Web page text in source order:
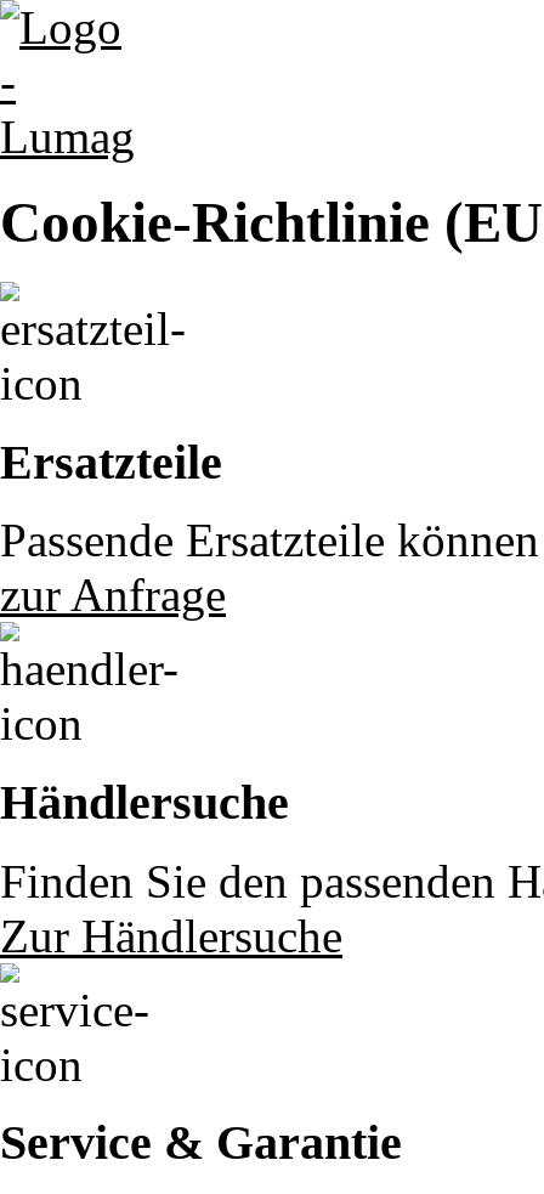
Cookie-Richtlinie
Ersatzteile
Passende Ersatzteile
zur Anfrage
Händlersuche
Finden Sie den passenden
Zur Händlersuche
Service & Garantie